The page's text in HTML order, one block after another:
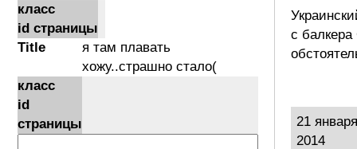
класс
id страницы
Title
я там плавать
хожу..страшно стало(
класс
id
страницы
с
21 января
2014